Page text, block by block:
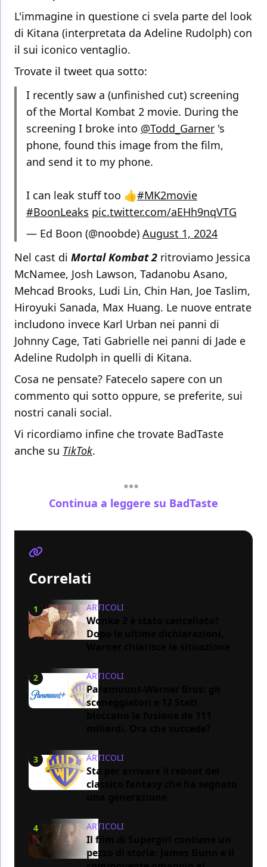
L'immagine in questione ci svela parte del look
di Kitana (interpretata da Adeline Rudolph) con
il sui iconico ventaglio.
Trovate il tweet qua sotto:
I recently saw a (unfinished cut) screening
of the Mortal Kombat 2 movie. During the
screening I broke into @Todd_Garner 's
phone, found this image from the film,
and send it to my phone.
I can leak stuff too 👍#MK2movie
#BoonLeaks pic.twitter.com/aEHh9nqVTG
— Ed Boon (@noobde) August 1, 2024
Nel cast di Mortal Kombat 2 ritroviamo Jessica
McNamee, Josh Lawson, Tadanobu Asano,
Mehcad Brooks, Ludi Lin, Chin Han, Joe Taslim,
Hiroyuki Sanada, Max Huang. Le nuove entrate
includono invece Karl Urban nei panni di
Johnny Cage, Tati Gabrielle nei panni di Jade e
Adeline Rudolph in quelli di Kitana.
Cosa ne pensate? Fatecelo sapere con un
commento qui sotto oppure, se preferite, sui
nostri canali social.
Vi ricordiamo infine che trovate BadTaste
anche su TikTok.
Continua a leggere su BadTaste
Correlati
1 ARTICOLI
Wonka 2 è stato cancellato?
Dopo le ultime dichiarazioni,
2 ARTICOLI
Paramount-Warner Bros: gli
sceneggiatori e 12 Stati
3 ARTICOLI
Sta per arrivare il reboot del
classico fantasy che ha segnato
4 ARTICOLI
Il film di Supergirl contiene un
pezzo di storia: James Gunn e il